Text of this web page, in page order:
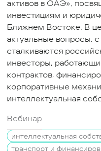
активов в ОАЭ»,
инвестициям и
Ближнем Востоке. В
актуальные вопросы,
сталкиваются
инвесторы,
контрактов,
корпоративные
интеллектуальная
Вебинар
интеллектуальная
транспорт и